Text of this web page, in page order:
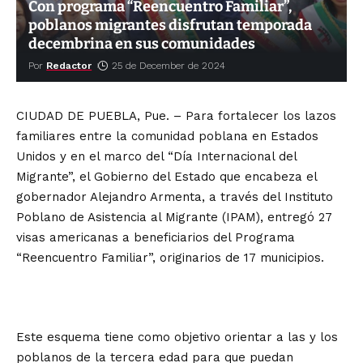
Con programa “Reencuentro Familiar”,
poblanos migrantes disfrutan temporada
decembrina en sus comunidades
Por Redactor 25 de December de 2024
CIUDAD DE PUEBLA, Pue. – Para fortalecer los lazos
familiares entre la comunidad poblana en Estados
Unidos y en el marco del “Día Internacional del
Migrante”, el Gobierno del Estado que encabeza el
gobernador Alejandro Armenta, a través del Instituto
Poblano de Asistencia al Migrante (IPAM), entregó 27
visas americanas a beneficiarios del Programa
“Reencuentro Familiar”, originarios de 17 municipios.
Este esquema tiene como objetivo orientar a las y los
poblanos de la tercera edad para que puedan